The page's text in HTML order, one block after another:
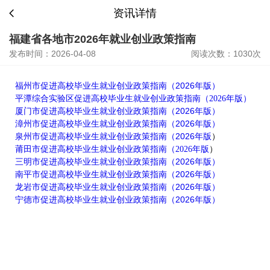
资讯详情
福建省各地市2026年就业创业政策指南
发布时间：2026-04-08 阅读次数：1030次
福州市促进高校毕业生就业创业政策指南（2026年版）
平潭综合实验区促进高校毕业生就业创业政策指南（2026年版）
厦门市促进高校毕业生就业创业政策指南（2026年版）
漳州市促进高校毕业生就业创业政策指南（2026年版）
泉州市促进高校毕业生就业创业政策指南（2026年版）
莆田市促进高校毕业生就业创业政策指南（2026年版 ）
三明市促进高校毕业生就业创业政策指南（2026年版）
南平市促进高校毕业生就业创业政策指南（2026年版）
龙岩市促进高校毕业生就业创业政策指南（2026年版）
宁德市促进高校毕业生就业创业政策指南（2026年版）